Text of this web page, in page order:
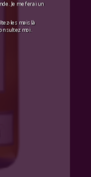
Je me ferai un
les mais là
moi.